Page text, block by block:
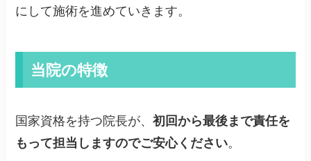
にして施術を進めていきます。
当院の特徴
国家資格を持つ院長が、初回から最後まで責任を
もって担当しますのでご安心ください。